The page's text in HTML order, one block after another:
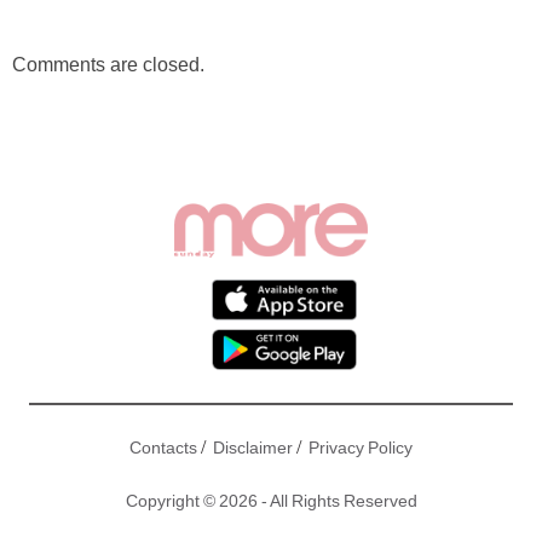
Comments are closed.
Contacts/ Disclaimer/ Privacy Policy
Copyright © 2026 - All Rights Reserved